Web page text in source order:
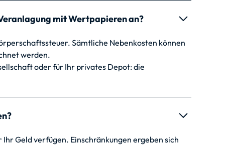
mit Wertpapieren an?
Sämtliche Nebenkosten können
werden.
oder für Ihr privates Depot: die
Geld verfügen. Einschränkungen ergeben sich